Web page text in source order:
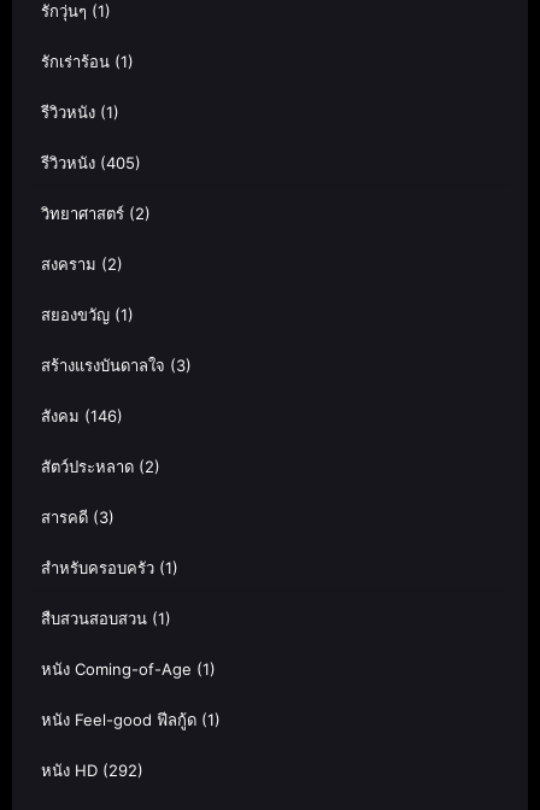
รักวุ่นๆ (1)
รักเร่าร้อน (1)
รีวิวหนัง (1)
รีวิวหนัง (405)
วิทยาศาสตร์ (2)
สงคราม (2)
สยองขวัญ (1)
สร้างแรงบันดาลใจ (3)
สังคม (146)
สัตว์ประหลาด (2)
สารคดี (3)
สำหรับครอบครัว (1)
สืบสวนสอบสวน (1)
หนัง Coming-of-Age (1)
หนัง Feel-good ฟีลกู้ด (1)
หนัง HD (292)